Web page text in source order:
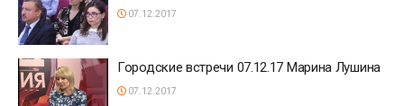
07.12.2017
Городские встречи 07.12.17 Марина Лушина
07.12.2017